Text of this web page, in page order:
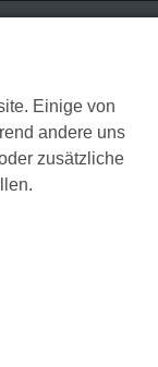
das
Hbf.” oder
den
Nennung der
Einige von
andere uns
zusätzliche